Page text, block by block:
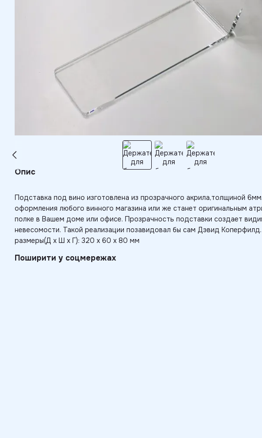
Опис
Подставка под вино изготовлена из прозрачного акрила,толщиной
оформления любого винного магазина или же станет оригинальным
полке в Вашем доме или офисе. Прозрачность подставки создает
невесомости. Такой реализации позавидовал бы сам Дэвид
размеры(Д х Ш х Г): 320 х 60 х 80 мм
Поширити у соцмережах